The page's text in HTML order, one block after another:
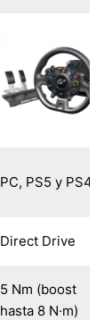
PC, PS5 y PS4
Direct Drive
5 Nm (boost
hasta 8 N·m)